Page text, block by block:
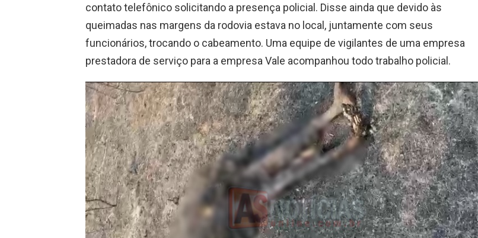
contato telefônico solicitando a presença policial. Disse ainda que devido às
queimadas nas margens da rodovia estava no local, juntamente com seus
funcionários, trocando o cabeamento. Uma equipe de vigilantes de uma empresa
prestadora de serviço para a empresa Vale acompanhou todo trabalho policial.